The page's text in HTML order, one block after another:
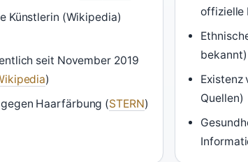
Künstlerin (Wikipedia)
seit November 2019
)
Haarfärbung (STERN)
offizielle
bekannt)
Existenz
Quellen)